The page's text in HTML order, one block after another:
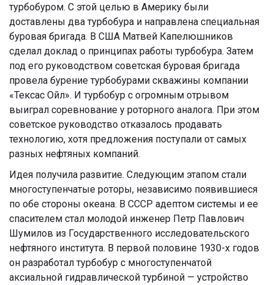
турбобуром. С этой целью в Америку были
доставлены два турбобура и направлена специальная
буровая бригада. В США Матвей Капелюшников
сделал доклад о принципах работы турбобура. Затем
под его руководством советская буровая бригада
провела бурение турбобурами скважины компании
«Тексас Ойл». И турбобур с огромным отрывом
выиграл соревнование у роторного аналога. При этом
советское руководство отказалось продавать
технологию, хотя предложения поступали от самых
разных нефтяных компаний.
Идея получила развитие. Следующим этапом стали
многоступенчатые роторы, независимо появившиеся
по обе стороны океана. В СССР адептом системы и ее
спасителем стал молодой инженер Петр Павлович
Шумилов из Государственного исследовательского
нефтяного института. В первой половине 1930-х годов
он разработал турбобур с многоступенчатой
аксиальной гидравлической турбиной — устройство